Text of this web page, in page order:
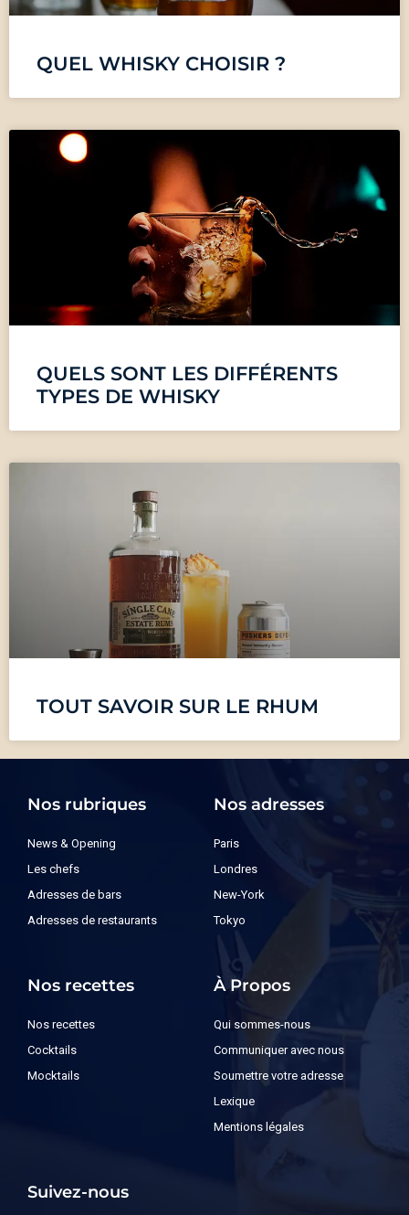
QUEL WHISKY CHOISIR ?
QUELS SONT LES DIFFÉRENTS
TYPES DE WHISKY
TOUT SAVOIR SUR LE RHUM
Nos rubriques
News & Opening
Les chefs
Adresses de bars
Adresses de restaurants
Nos adresses
Paris
Londres
New-York
Tokyo
Nos recettes
Nos recettes
Cocktails
Mocktails
À Propos
Qui sommes-nous
Communiquer avec nous
Soumettre votre adresse
Lexique
Mentions légales
Suivez-nous